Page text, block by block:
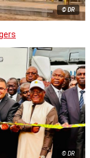
© DR
© DR